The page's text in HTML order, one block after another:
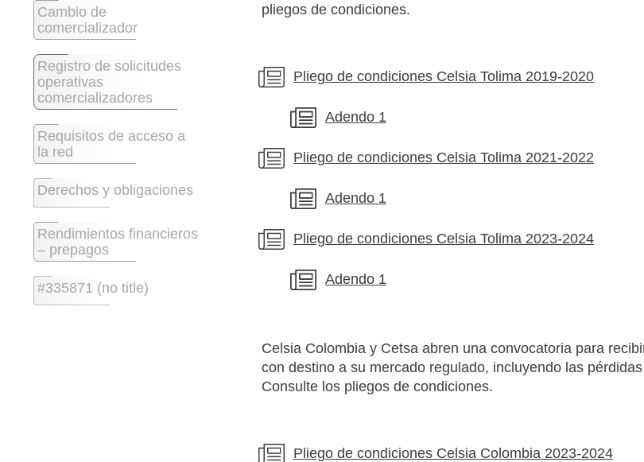
Cambio de
comercializador
Registro de solicitudes
operativas
comercializadores
Requisitos de acceso a
la red
Derechos y obligaciones
Rendimientos financieros
– prepagos
#335871 (no title)
pliegos de condiciones.
Pliego de condiciones Celsia Tolima 2019-2020
Adendo 1
Pliego de condiciones Celsia Tolima 2021-2022
Adendo 1
Pliego de condiciones Celsia Tolima 2023-2024
Adendo 1
Celsia Colombia y Cetsa abren una convocatoria para
con destino a su mercado regulado, incluyendo las
Consulte los pliegos de condiciones.
Pliego de condiciones Celsia Colombia 2023-2024